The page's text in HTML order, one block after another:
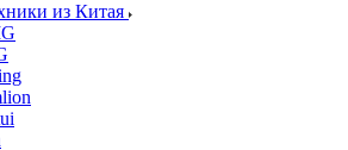
из Китая